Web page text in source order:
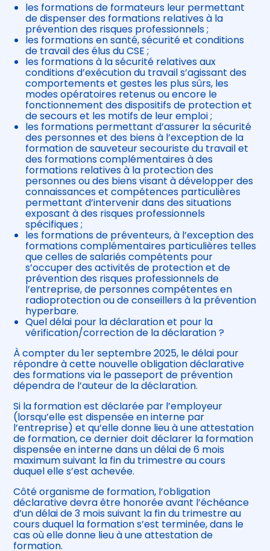
les formations de formateurs leur permettant
de dispenser des formations relatives à la
prévention des risques professionnels ;
les formations en santé, sécurité et conditions
de travail des élus du CSE ;
les formations à la sécurité relatives aux
conditions d’exécution du travail s’agissant des
comportements et gestes les plus sûrs, les
modes opératoires retenus ou encore le
fonctionnement des dispositifs de protection et
de secours et les motifs de leur emploi ;
les formations permettant d’assurer la sécurité
des personnes et des biens à l’exception de la
formation de sauveteur secouriste du travail et
des formations complémentaires à des
formations relatives à la protection des
personnes ou des biens visant à développer des
connaissances et compétences particulières
permettant d’intervenir dans des situations
exposant à des risques professionnels
spécifiques ;
les formations de préventeurs, à l’exception des
formations complémentaires particulières telles
que celles de salariés compétents pour
s’occuper des activités de protection et de
prévention des risques professionnels de
l’entreprise, de personnes compétentes en
radioprotection ou de conseillers à la prévention
hyperbare.
Quel délai pour la déclaration et pour la
vérification/correction de la déclaration ?
À compter du 1er septembre 2025, le délai pour
répondre à cette nouvelle obligation déclarative
des formations via le passeport de prévention
dépendra de l’auteur de la déclaration.
Si la formation est déclarée par l’employeur
(lorsqu’elle est dispensée en interne par
l’entreprise) et qu’elle donne lieu à une attestation
de formation, ce dernier doit déclarer la formation
dispensée en interne dans un délai de 6 mois
maximum suivant la fin du trimestre au cours
duquel elle s’est achevée.
Côté organisme de formation, l’obligation
déclarative devra être honorée avant l’échéance
d’un délai de 3 mois suivant la fin du trimestre au
cours duquel la formation s’est terminée, dans le
cas où elle donne lieu à une attestation de
formation.